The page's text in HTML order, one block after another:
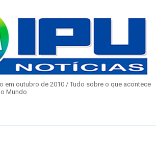
em outubro de 2010 / Tudo sobre o que acontece
Mundo